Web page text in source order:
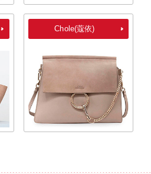
Chole(蔻依)